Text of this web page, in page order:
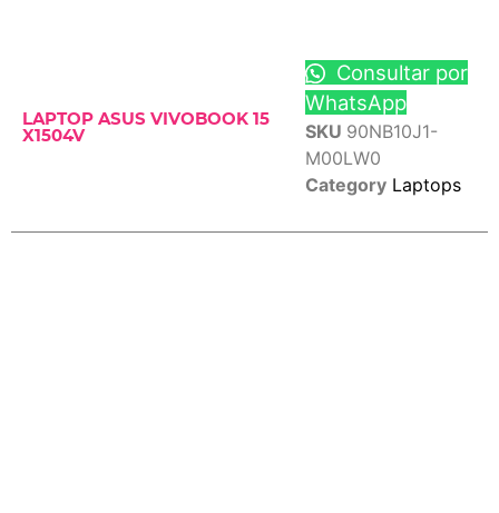
LAPTOP ASUS VIVOBOOK 15
X1504V
Consultar por
WhatsApp
SKU 90NB10J1-
M00LW0
Category Laptops